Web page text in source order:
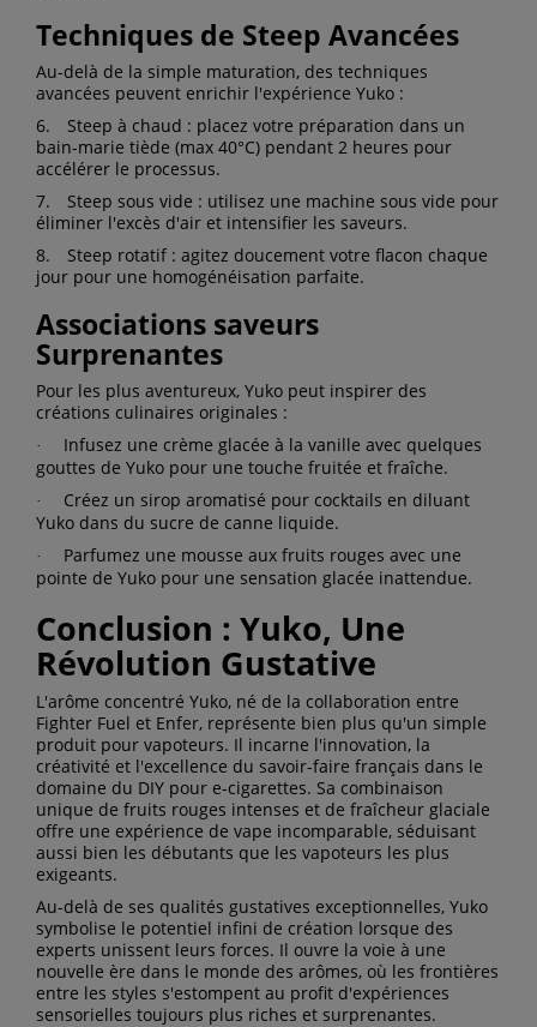
Techniques de Steep Avancées
Au-delà de la simple maturation, des techniques
avancées peuvent enrichir l'expérience Yuko :
6.
Steep à chaud : placez votre préparation dans un
bain-marie tiède (max 40°C) pendant 2 heures pour
accélérer le processus.
7.
Steep sous vide : utilisez une machine sous vide pour
éliminer l'excès d'air et intensifier les saveurs.
8.
Steep rotatif : agitez doucement votre flacon chaque
jour pour une homogénéisation parfaite.
Associations saveurs
Surprenantes
Pour les plus aventureux, Yuko peut inspirer des
créations culinaires originales :
·
Infusez une crème glacée à la vanille avec quelques
gouttes de Yuko pour une touche fruitée et fraîche.
·
Créez un sirop aromatisé pour cocktails en diluant
Yuko dans du sucre de canne liquide.
·
Parfumez une mousse aux fruits rouges avec une
pointe de Yuko pour une sensation glacée inattendue.
Conclusion : Yuko, Une
Révolution Gustative
L'arôme concentré Yuko, né de la collaboration entre
Fighter Fuel et Enfer, représente bien plus qu'un simple
produit pour vapoteurs. Il incarne l'innovation, la
créativité et l'excellence du savoir-faire français dans le
domaine du DIY pour e-cigarettes. Sa combinaison
unique de fruits rouges intenses et de fraîcheur glaciale
offre une expérience de vape incomparable, séduisant
aussi bien les débutants que les vapoteurs les plus
exigeants.
Au-delà de ses qualités gustatives exceptionnelles, Yuko
symbolise le potentiel infini de création lorsque des
experts unissent leurs forces. Il ouvre la voie à une
nouvelle ère dans le monde des arômes, où les frontières
entre les styles s'estompent au profit d'expériences
sensorielles toujours plus riches et surprenantes.